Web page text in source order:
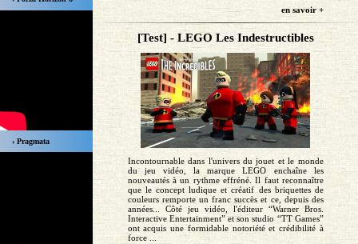
› Pragmata
en savoir +
[Test] - LEGO Les Indestructibles
Incontournable dans l'univers du jouet et le monde
du jeu vidéo, la marque LEGO enchaîne les
nouveautés à un rythme effréné. Il faut reconnaître
que le concept ludique et créatif des briquettes de
couleurs remporte un franc succès et ce, depuis des
années... Côté jeu vidéo, l'éditeur “Warner Bros.
Interactive Entertainment” et son studio “TT Games”
ont acquis une formidable notoriété et crédibilité à
force ...